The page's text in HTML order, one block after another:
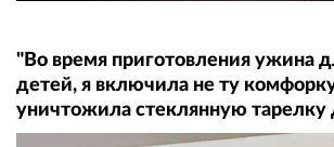
"Во время приготовления ужина
детей, я включила не ту
уничтожила стеклянную тарелку